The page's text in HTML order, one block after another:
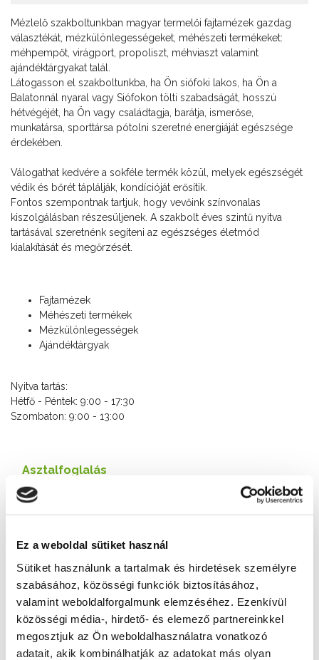
Ez a weboldal sütiket használ
Sütiket használunk a tartalmak és hirdetések személyre
szabásához, közösségi funkciók biztosításához,
valamint weboldalforgalmunk elemzéséhez. Ezenkívül
közösségi média-, hirdető- és elemező partnereinkkel
megosztjuk az Ön weboldalhasználatra vonatkozó
adatait, akik kombinálhatják az adatokat más olyan
Mézlelő szakboltunkban magyar termelői fajtamézek gazdag
választékát, mézkülönlegességeket, méhészeti termékeket:
méhpempőt, virágport, propoliszt, méhviaszt valamint
ajándéktárgyakat talál.
Látogasson el szakboltunkba, ha Ön siófoki lakos, ha Ön a
Balatonnál nyaral vagy Siófokon tölti szabadságát, hosszú
hétvégéjét, ha Ön vagy családtagja, barátja, ismerőse,
munkatársa, sporttársa pótolni szeretné energiáját egészsége
érdekében.
Válogathat kedvére a sokféle termék közül, melyek egészségét
védik és bőrét táplálják, kondícióját erősítik.
Fontos szempontnak tartjuk, hogy vevőink színvonalas
kiszolgálásban részesüljenek. A szakbolt éves szintű nyitva
tartásával szeretnénk segíteni az egészséges életmód
kialakítását és megőrzését.
Fajtamézek
Méhészeti termékek
Mézkülönlegességek
Ajándéktárgyak
Nyitva tartás:
Hétfő - Péntek: 9:00 - 17:30
Szombaton: 9:00 - 13:00
Asztalfoglalás
Cím
8600 Siófok, Fő u. 47-53.
Weboldal
http://www.mezlelo.hu
További éttermek